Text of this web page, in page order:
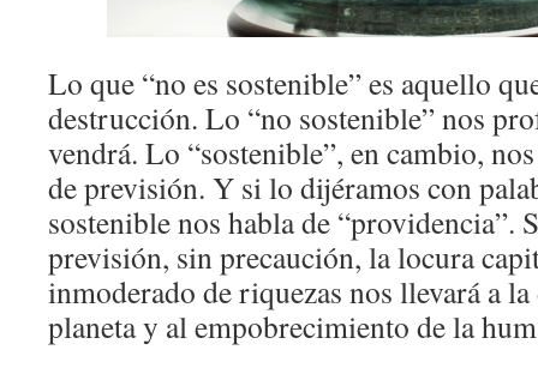
Lo que “no es sostenible” es aquello
destrucción. Lo “no sostenible” nos
vendrá. Lo “sostenible”, en cambio,
de previsión. Y si lo dijéramos con
sostenible nos habla de “providencia”.
previsión, sin precaución, la locura
inmoderado de riquezas nos llevará a
planeta y al empobrecimiento de la